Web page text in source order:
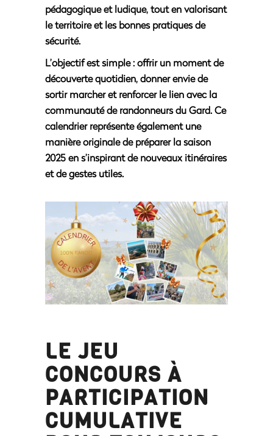
pédagogique et ludique, tout en valorisant
le territoire et les bonnes pratiques de
sécurité.
L’objectif est simple : offrir un moment de
découverte quotidien, donner envie de
sortir marcher et renforcer le lien avec la
communauté de randonneurs du Gard. Ce
calendrier représente également une
manière originale de préparer la saison
2025 en s’inspirant de nouveaux itinéraires
et de gestes utiles.
LE JEU
CONCOURS À
PARTICIPATION
CUMULATIVE